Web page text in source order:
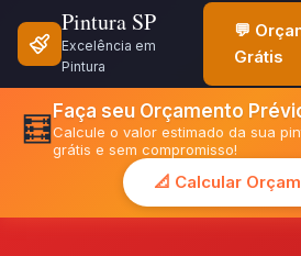
Pintura SP
Excelência em
Pintura
💬
Grátis
🧮 Faça seu Orçamento
Calcule o valor estimado da sua
grátis e sem compromisso!
📐 Calcular